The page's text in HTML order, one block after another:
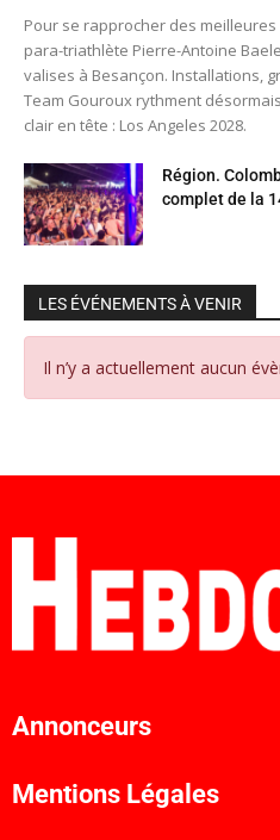
Pour se rapprocher des
para-triathlète Pierre-Antoine
valises à Besançon. Installations,
Team Gouroux rythment
clair en tête : Los Angeles 2028.
Région.
complet de la
LES ÉVÉNEMENTS À VENIR
Il n’y a actuellement aucun
Annonceurs
Mentions Légales